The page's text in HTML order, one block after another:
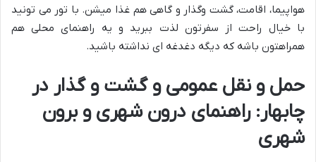
هواپیما، اقامت، گشت وگذار و گاهی هم غذا میشن. با تور می تونید
با خیال راحت از سفرتون لذت ببرید و یه راهنمای محلی هم
همراهتون باشه که دیگه دغدغه ای نداشته باشید.
حمل و نقل عمومی و گشت و گذار در
چابهار: راهنمای درون شهری و برون
شهری